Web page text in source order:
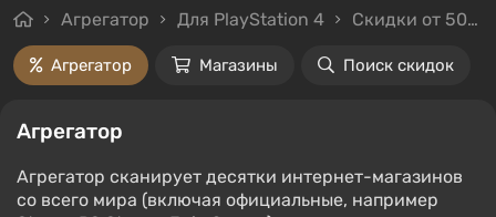
Агрегатор Для PlayStation 4 Скидки от 50%
Агрегатор Магазины Поиск скидок
Агрегатор
Агрегатор сканирует десятки интернет-магазинов
со всего мира (включая официальные, например